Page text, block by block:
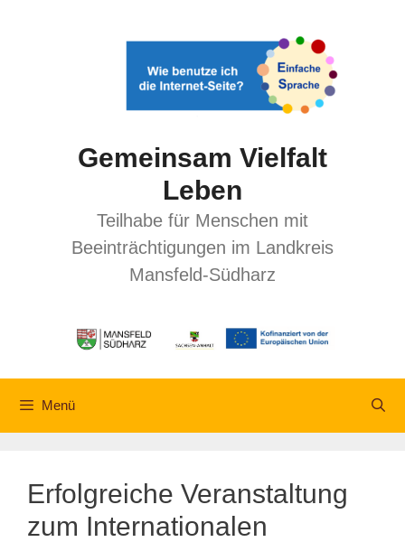
Gemeinsam Vielfalt
Leben
Teilhabe für Menschen mit
Beeinträchtigungen im Landkreis
Mansfeld-Südharz
Menü
Erfolgreiche Veranstaltung
zum Internationalen